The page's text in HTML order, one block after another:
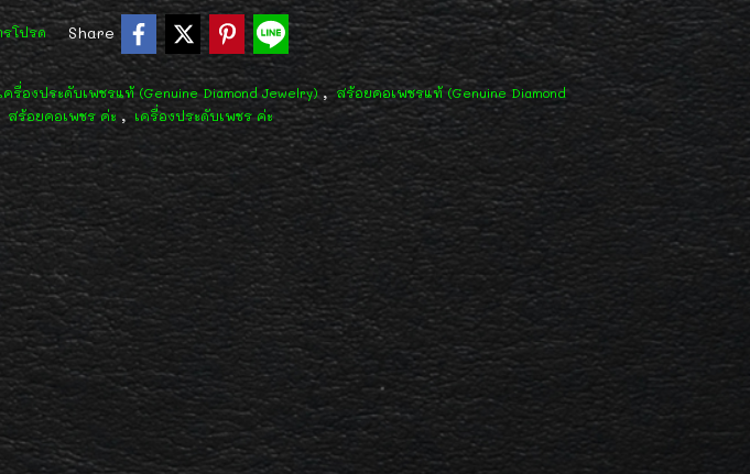
โปรด Share
ครื่องประดับเพชรแท้ (Genuine Diamond Jewelry) , สร้อยคอเพชรแท้ (Genuine Diamond
สร้อยคอเพชร ค่ะ , เครื่องประดับเพชร ค่ะ